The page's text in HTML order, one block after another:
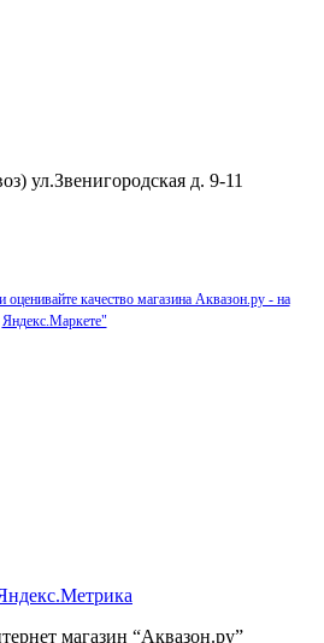
ул.Звенигородская д. 9-11
оценивайте качество магазина Аквазон.ру - на
Яндекс.Маркете"
магазин “Аквазон.ру”